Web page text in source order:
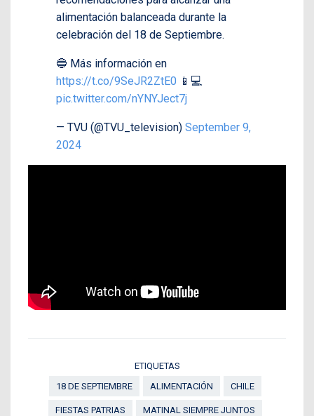
alimentación balanceada durante la
celebración del 18 de Septiembre.
🔵 Más información en
https://t.co/9SeJR2ZtE0 📱💻
pic.twitter.com/nYNYJect7j
— TVU (@TVU_television) September 9,
2024
ETIQUETAS
18 DE SEPTIEMBRE
ALIMENTACIÓN CHILE
FIESTAS PATRIAS MATINAL SIEMPRE JUNTOS